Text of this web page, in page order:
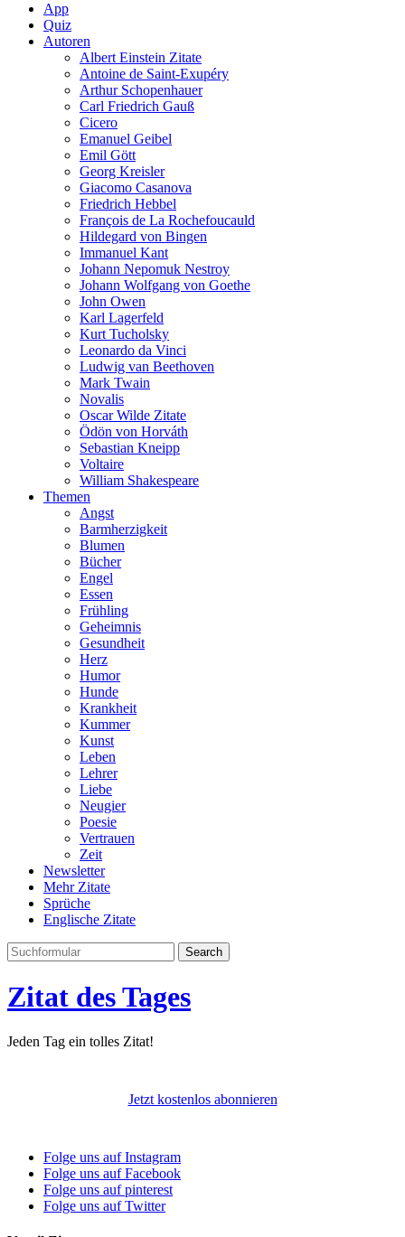
App
Quiz
Autoren
Albert Einstein Zitate
Antoine de Saint-Exupéry
Arthur Schopenhauer
Carl Friedrich Gauß
Cicero
Emanuel Geibel
Emil Gött
Georg Kreisler
Giacomo Casanova
Friedrich Hebbel
François de La Rochefoucauld
Hildegard von Bingen
Immanuel Kant
Johann Nepomuk Nestroy
Johann Wolfgang von Goethe
John Owen
Karl Lagerfeld
Kurt Tucholsky
Leonardo da Vinci
Ludwig van Beethoven
Mark Twain
Novalis
Oscar Wilde Zitate
Ödön von Horváth
Sebastian Kneipp
Voltaire
William Shakespeare
Themen
Angst
Barmherzigkeit
Blumen
Bücher
Engel
Essen
Frühling
Geheimnis
Gesundheit
Herz
Humor
Hunde
Krankheit
Kummer
Kunst
Leben
Lehrer
Liebe
Neugier
Poesie
Vertrauen
Zeit
Newsletter
Mehr Zitate
Sprüche
Englische Zitate
Search
Zitat des Tages
Jeden Tag ein tolles Zitat!
Jetzt kostenlos abonnieren
Folge uns auf Instagram
Folge uns auf Facebook
Folge uns auf pinterest
Folge uns auf Twitter